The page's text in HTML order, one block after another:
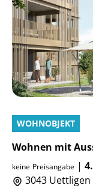
WOHNOBJEKT
Wohnen mit
keine Preisangabe |
3043 Uettligen